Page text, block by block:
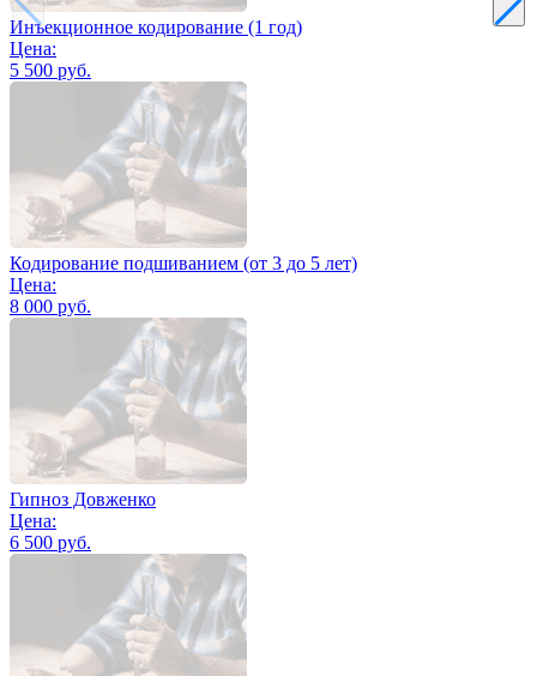
Инъекционное кодирование (1 год)
Цена:
5 500 руб.
Кодирование подшиванием (от 3 до 5 лет)
Цена:
8 000 руб.
Гипноз Довженко
Цена:
6 500 руб.